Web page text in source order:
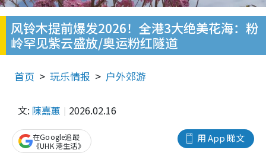
风铃木提前爆发2026！全港3大绝美花海：粉
岭罕见紫云盛放/奥运粉红隧道
首页 玩乐情报 户外郊游
文: 陳嘉蕙 2026.02.16
用 App 睇文
在Google追蹤
《UHK 港生活》